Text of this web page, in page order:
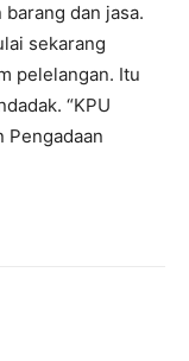
dan jasa.
sekarang
pelelangan. Itu
“KPU
Pengadaan